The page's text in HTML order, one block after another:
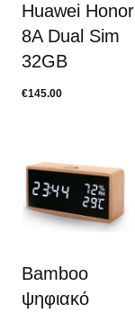
Huawei Honor
8A Dual Sim
32GB
€145.00
Bamboo
ψηφιακό